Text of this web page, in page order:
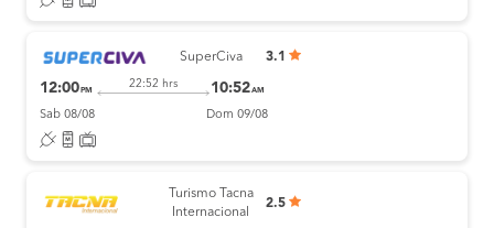
SuperCiva 3.1
12:00 PM
22:52 hrs 10:52AM
Sab 08/08 Dom 09/08
Turismo Tacna
Internacional
2.5